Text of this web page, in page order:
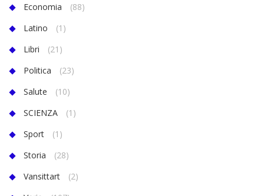
Economia
(88)
Latino
(1)
Libri
(21)
Politica
(23)
Salute
(10)
SCIENZA
(1)
Sport
(1)
Storia
(28)
Vansittart
(2)